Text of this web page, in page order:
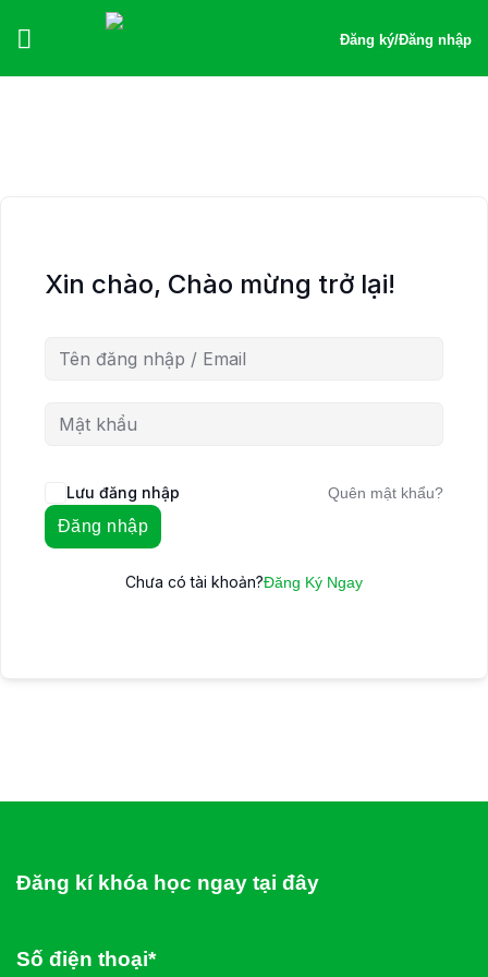
Đăng ký/Đăng nhập
Xin chào, Chào mừng trở lại!
Lưu đăng nhập Quên mật khẩu?
Đăng nhập
Chưa có tài khoản?Đăng Ký Ngay
Đăng kí khóa học ngay tại đây
Số điện thoại*